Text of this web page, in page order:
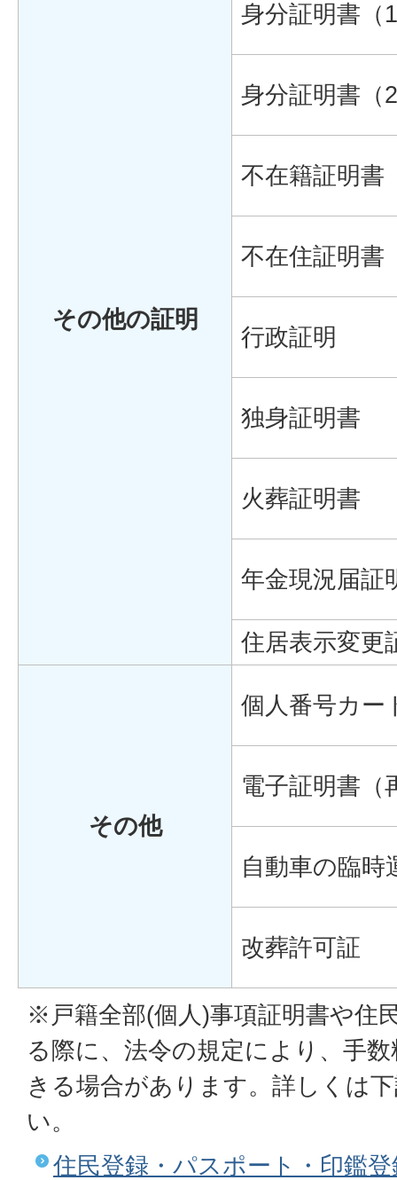
その他の証明
身分証明書（
身分証明書（
不在籍証明書
不在住証明書
行政証明
独身証明書
火葬証明書
年金現況届証
住居表示変更
その他
個人番号カー
電子証明書（
自動車の臨時
改葬許可証
※戸籍全部(個人)事項証明書や住
る際に、法令の規定により、手
きる場合があります。詳しくは
い。
住民登録・パスポート・印鑑